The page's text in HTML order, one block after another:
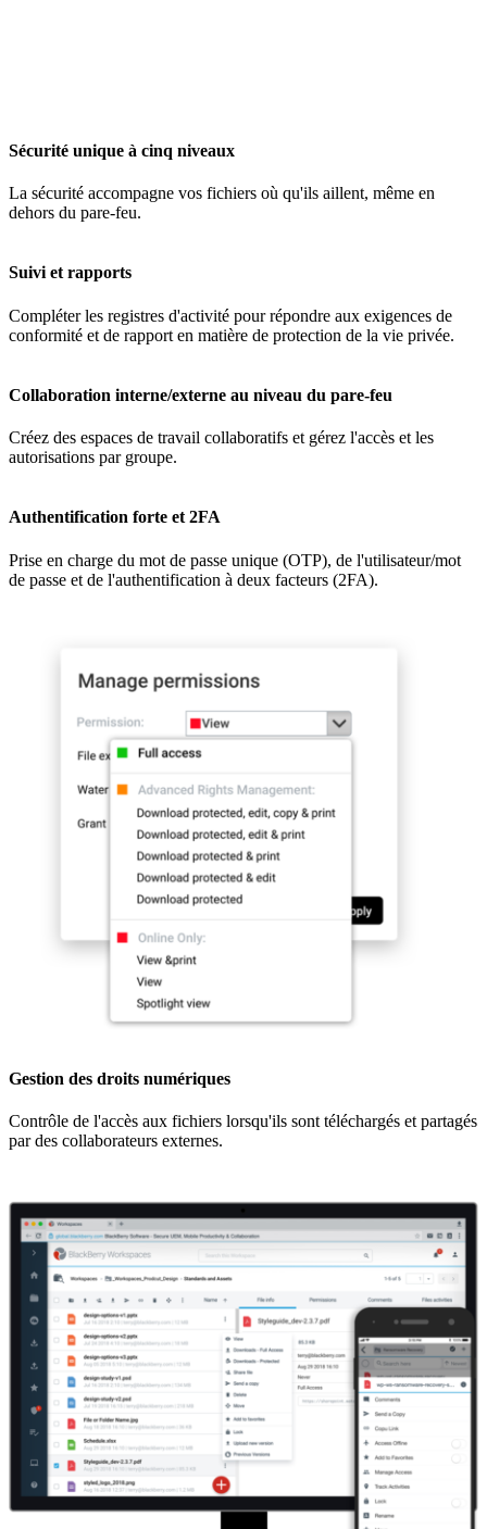
Sécurité unique à cinq niveaux
La sécurité accompagne vos fichiers où qu'ils aillent, même en
dehors du pare-feu.
Suivi et rapports
Compléter les registres d'activité pour répondre aux exigences de
conformité et de rapport en matière de protection de la vie privée.
Collaboration interne/externe au niveau du pare-feu
Créez des espaces de travail collaboratifs et gérez l'accès et les
autorisations par groupe.
Authentification forte et 2FA
Prise en charge du mot de passe unique (OTP), de l'utilisateur/mot
de passe et de l'authentification à deux facteurs (2FA).
Gestion des droits numériques
Contrôle de l'accès aux fichiers lorsqu'ils sont téléchargés et partagés
par des collaborateurs externes.